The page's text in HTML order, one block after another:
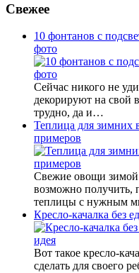
Свежее
10 фонтанов с
фото
Сейчас никого не
декорируют на свой
трудно, да и…
Теплица для зимних
примеров
Свежие овощи зимой
возможно получить,
теплицы с нужным
Кресло-качалка без
Вот такое кресло-
сделать для своего